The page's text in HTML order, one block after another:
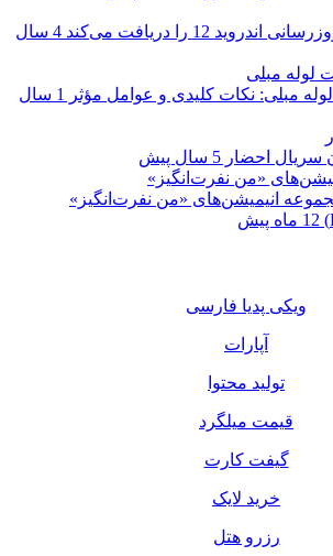
4 سال
مبلی: نکات کلیدی و عوامل مؤثر
1 سال
سریال احضار 5 سال پیش
انیمیشن‌های «من نفرت‌انگیز»
12 ماه پیش
ویکی پدیا فارسی
آپارات
تولید محتوا
قیمت میلگرد
گیفت کارت
خرید لایک
رزرو هتل